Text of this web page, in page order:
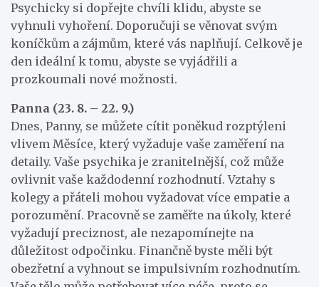
Psychicky si dopřejte chvíli klidu, abyste se
vyhnuli vyhoření. Doporučuji se věnovat svým
koníčkům a zájmům, které vás naplňují. Celkově je
den ideální k tomu, abyste se vyjádřili a
prozkoumali nové možnosti.
Panna (23. 8. – 22. 9.)
Dnes, Panny, se můžete cítit poněkud rozptýleni
vlivem Měsíce, který vyžaduje vaše zaměření na
detaily. Vaše psychika je zranitelnější, což může
ovlivnit vaše každodenní rozhodnutí. Vztahy s
kolegy a přáteli mohou vyžadovat více empatie a
porozumění. Pracovně se zaměřte na úkoly, které
vyžadují preciznost, ale nezapomínejte na
důležitost odpočinku. Finančně byste měli být
obezřetní a vyhnout se impulsivním rozhodnutím.